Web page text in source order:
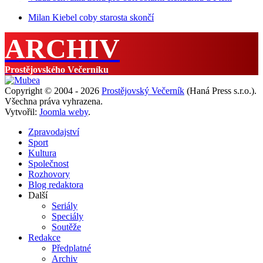
Milan Kiebel coby starosta skončí
ARCHIV
Prostějovského Večerníku
Copyright © 2004 - 2026 Prostějovský Večerník (Haná Press s.r.o.).
Všechna práva vyhrazena.
Vytvořil: Joomla weby.
Zpravodajství
Sport
Kultura
Společnost
Rozhovory
Blog redaktora
Další
Seriály
Speciály
Soutěže
Redakce
Předplatné
Archiv